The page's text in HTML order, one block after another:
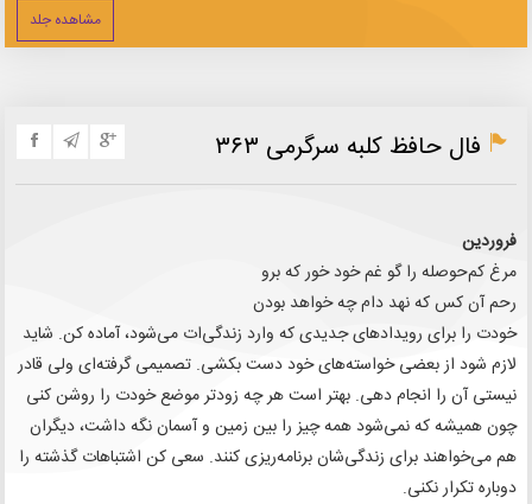
مشاهده جلد
فال حافظ کلبه سرگرمی ۳۶۳
فروردین
مرغ کم‌حوصله را گو غم خود خور که برو
رحم آن کس که نهد دام چه خواهد بودن
خودت را برای رویدادهای جدیدی که وارد زندگی‌ات می‌شود، آماده کن. شاید
لازم شود از بعضی خواسته‌های خود دست بکشی. تصمیمی گرفته‌ای ولی قادر
نیستی آن را انجام دهی. بهتر است هر چه زودتر موضع خودت را روشن کنی
چون همیشه که نمی‌شود همه چیز را بین زمین و آسمان نگه داشت، دیگران
هم می‌خواهند برای زندگی‌شان برنامه‌ریزی کنند. سعی کن اشتباهات گذشته را
دوباره تکرار نکنی.